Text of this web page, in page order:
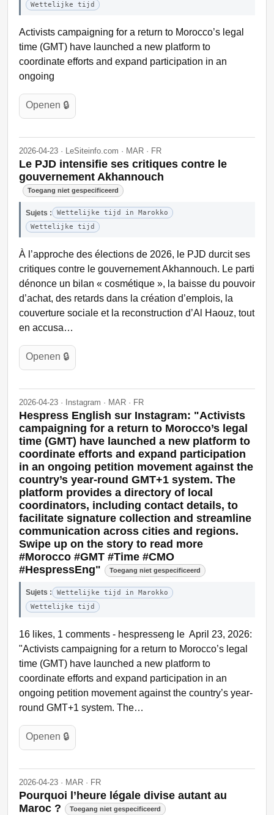
Wettelijke tijd
Activists campaigning for a return to Morocco’s legal
time (GMT) have launched a new platform to
coordinate efforts and expand participation in an
ongoing
Openen 🔒
2026-04-23 · LeSiteinfo.com · MAR · FR
Le PJD intensifie ses critiques contre le
gouvernement Akhannouch
Toegang niet gespecificeerd
Sujets :
Wettelijke tijd in Marokko
Wettelijke tijd
À l’approche des élections de 2026, le PJD durcit ses
critiques contre le gouvernement Akhannouch. Le parti
dénonce un bilan « cosmétique », la baisse du pouvoir
d’achat, des retards dans la création d’emplois, la
couverture sociale et la reconstruction d’Al Haouz, tout
en accusa…
Openen 🔒
2026-04-23 · Instagram · MAR · FR
Hespress English sur Instagram: "Activists
campaigning for a return to Morocco’s legal
time (GMT) have launched a new platform to
coordinate efforts and expand participation
in an ongoing petition movement against the
country’s year-round GMT+1 system. The
platform provides a directory of local
coordinators, including contact details, to
facilitate signature collection and streamline
communication across cities and regions.
Swipe up on the story to read more
#Morocco #GMT #Time #CMO
#HespressEng"
Toegang niet gespecificeerd
Sujets :
Wettelijke tijd in Marokko
Wettelijke tijd
16 likes, 1 comments - hespresseng le April 23, 2026:
"Activists campaigning for a return to Morocco’s legal
time (GMT) have launched a new platform to
coordinate efforts and expand participation in an
ongoing petition movement against the country’s year-
round GMT+1 system. The…
Openen 🔒
2026-04-23 · MAR · FR
Pourquoi l’heure légale divise autant au
Maroc ?
Toegang niet gespecificeerd